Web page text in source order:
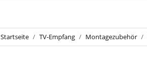
Startseite TV-Empfang Montagezubehör